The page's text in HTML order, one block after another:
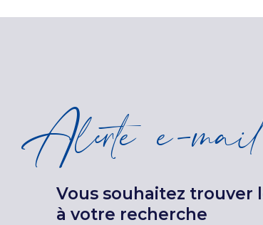
Alerte e-mail
Vous souhaitez trouver
à votre recherche